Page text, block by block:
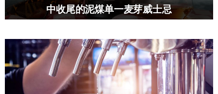
中收尾的泥煤单一麦芽威士忌